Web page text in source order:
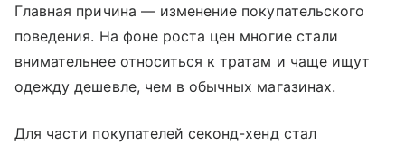
Главная причина — изменение покупательского
поведения. На фоне роста цен многие стали
внимательнее относиться к тратам и чаще ищут
одежду дешевле, чем в обычных магазинах.
Для части покупателей секонд-хенд стал